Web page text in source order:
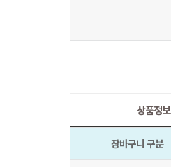
상품정보
장바구니 구분